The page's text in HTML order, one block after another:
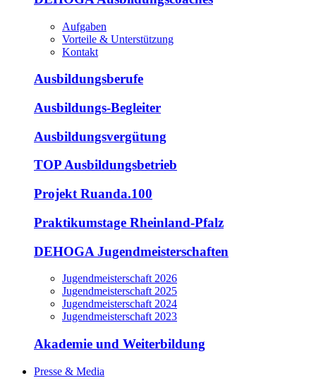
Aufgaben
Vorteile & Unterstützung
Kontakt
Ausbildungsberufe
Ausbildungs-Begleiter
Ausbildungsvergütung
TOP Ausbildungsbetrieb
Projekt Ruanda.100
Praktikumstage Rheinland-Pfalz
DEHOGA Jugendmeisterschaften
Jugendmeisterschaft 2026
Jugendmeisterschaft 2025
Jugendmeisterschaft 2024
Jugendmeisterschaft 2023
Akademie und Weiterbildung
Presse & Media